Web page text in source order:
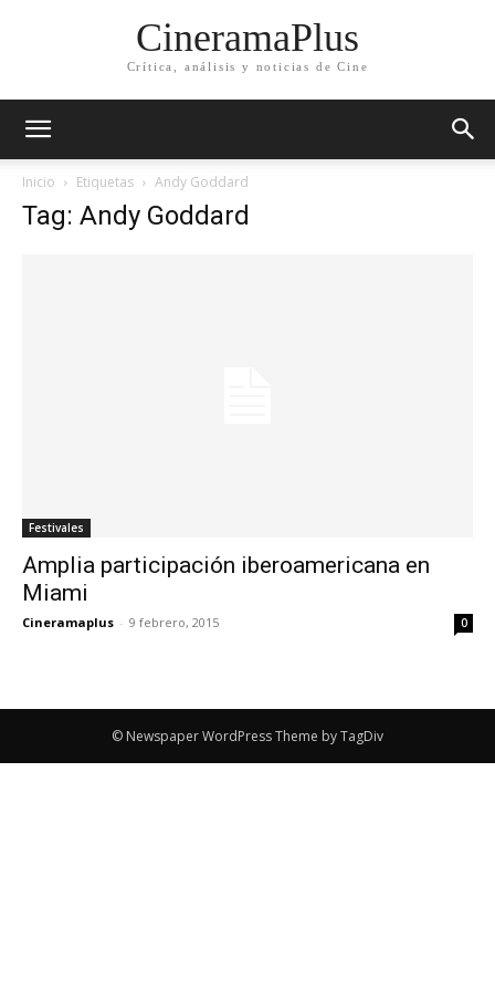
CineramaPlus
Crítica, análisis y noticias de Cine
Inicio Etiquetas Andy Goddard
Tag: Andy Goddard
Festivales
Amplia participación iberoamericana en
Miami
Cineramaplus - 9 febrero, 2015 0
© Newspaper WordPress Theme by TagDiv